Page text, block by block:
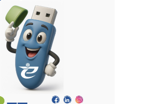
أموال لها امر مقبول والتعاقدات مع
بنسبة كبيرة ، كما أن التوجه لرئيس الهيئة
خلال الشهرين الماضيين بعد وضع أسس
يمتلك ثروة من الكنز البشري تصل أعدادهم الى 43 الف
هل تعتقد أن هناك سباق محمود وتنافس شريف